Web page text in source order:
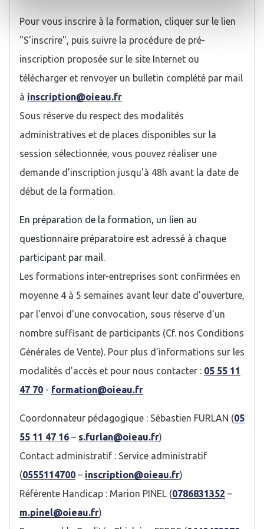
Pour vous inscrire à la formation, cliquer sur le lien
"S'inscrire", puis suivre la procédure de pré-
inscription proposée sur le site Internet ou
télécharger et renvoyer un bulletin complété par mail
à inscription@oieau.fr
Sous réserve du respect des modalités
administratives et de places disponibles sur la
session sélectionnée, vous pouvez réaliser une
demande d'inscription jusqu'à 48h avant la date de
début de la formation.
En préparation de la formation, un lien au
questionnaire préparatoire est adressé à chaque
participant par mail.
Les formations inter-entreprises sont confirmées en
moyenne 4 à 5 semaines avant leur date d'ouverture,
par l'envoi d'une convocation, sous réserve d'un
nombre suffisant de participants (Cf. nos Conditions
Générales de Vente). Pour plus d'informations sur les
modalités d'accès et pour nous contacter : 05 55 11
47 70 - formation@oieau.fr
Coordonnateur pédagogique : Sébastien FURLAN (05
55 11 47 16 – s.furlan@oieau.fr)
Contact administratif : Service administratif
(0555114700 – inscription@oieau.fr)
Référente Handicap : Marion PINEL (0786831352 –
m.pinel@oieau.fr)